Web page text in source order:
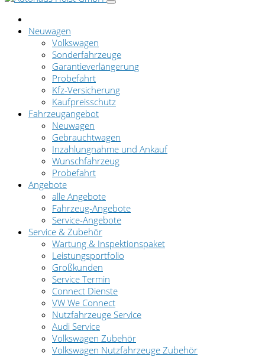
Neuwagen
Volkswagen
Sonderfahrzeuge
Garantieverlängerung
Probefahrt
Kfz-Versicherung
Kaufpreisschutz
Fahrzeugangebot
Neuwagen
Gebrauchtwagen
Inzahlungnahme und Ankauf
Wunschfahrzeug
Probefahrt
Angebote
alle Angebote
Fahrzeug-Angebote
Service-Angebote
Service & Zubehör
Wartung & Inspektionspaket
Leistungsportfolio
Großkunden
Service Termin
Connect Dienste
VW We Connect
Nutzfahrzeuge Service
Audi Service
Volkswagen Zubehör
Volkswagen Nutzfahrzeuge Zubehör